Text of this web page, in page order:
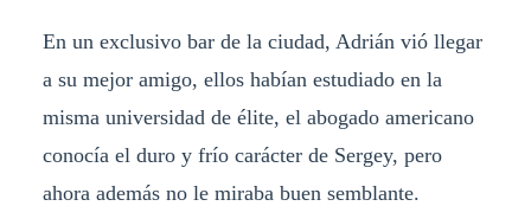
En un exclusivo bar de la ciudad, Adrián vió llegar
a su mejor amigo, ellos habían estudiado en la
misma universidad de élite, el abogado americano
conocía el duro y frío carácter de Sergey, pero
ahora además no le miraba buen semblante.